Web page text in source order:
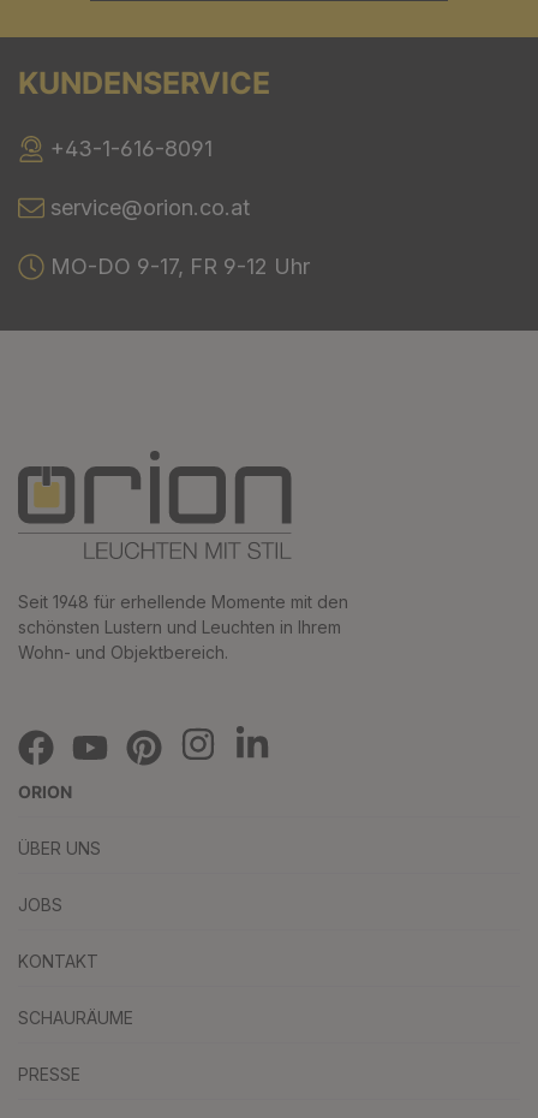
KUNDENSERVICE
+43-1-616-8091
service@orion.co.at
MO-DO 9-17, FR 9-12 Uhr
Seit 1948 für erhellende Momente mit den
schönsten Lustern und Leuchten in Ihrem
Wohn- und Objektbereich.
ORION
ÜBER UNS
JOBS
KONTAKT
SCHAURÄUME
PRESSE